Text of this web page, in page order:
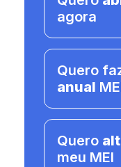
agora
Quero
anual
Quero
meu MEI